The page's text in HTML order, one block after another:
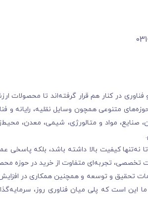
در کنار هم قرار گرفته‌اند تا محصولات
متنوعی همچون وسایل نقلیه، رایانه و
صنایع، مواد و متالورژی، شیمی، معدن،
کیفیت بالا داشته باشد، بلکه پاسخی
تخصصی، تجربه‌ای متفاوت از خرید در حوزه
تحقیق و توسعه و همچنین همکاری در
است که پلی میان فناوری روز،